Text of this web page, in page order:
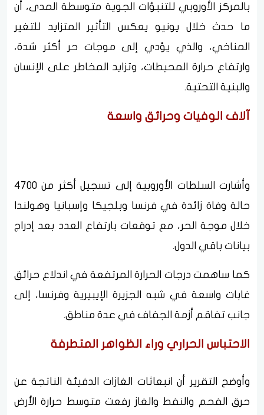
بالمركز الأوروبي للتنبؤات الجوية متوسطة المدى، أن
ما حدث خلال يونيو يعكس التأثير المتزايد للتغير
المناخي، والذي يؤدي إلى موجات حر أكثر شدة،
وارتفاع حرارة المحيطات، وتزايد المخاطر على الإنسان
والبنية التحتية.
آلاف الوفيات وحرائق واسعة
وأشارت السلطات الأوروبية إلى تسجيل أكثر من 4700
حالة وفاة زائدة في فرنسا وبلجيكا وإسبانيا وهولندا
خلال موجة الحر، مع توقعات بارتفاع العدد بعد إدراج
بيانات باقي الدول.
كما ساهمت درجات الحرارة المرتفعة في اندلاع حرائق
غابات واسعة في شبه الجزيرة الإيبيرية وفرنسا، إلى
جانب تفاقم أزمة الجفاف في عدة مناطق.
الاحتباس الحراري وراء الظواهر المتطرفة
وأوضح التقرير أن انبعاثات الغازات الدفيئة الناتجة عن
حرق الفحم والنفط والغاز رفعت متوسط حرارة الأرض